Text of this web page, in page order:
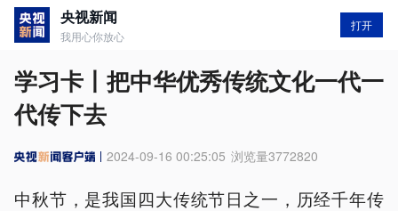
央视新闻
我用心你放心
打开
学习卡丨把中华优秀传统文化一代一
代传下去
2024-09-16 00:25:05 浏览量3772820
中秋节，是我国四大传统节日之一，历经千年传